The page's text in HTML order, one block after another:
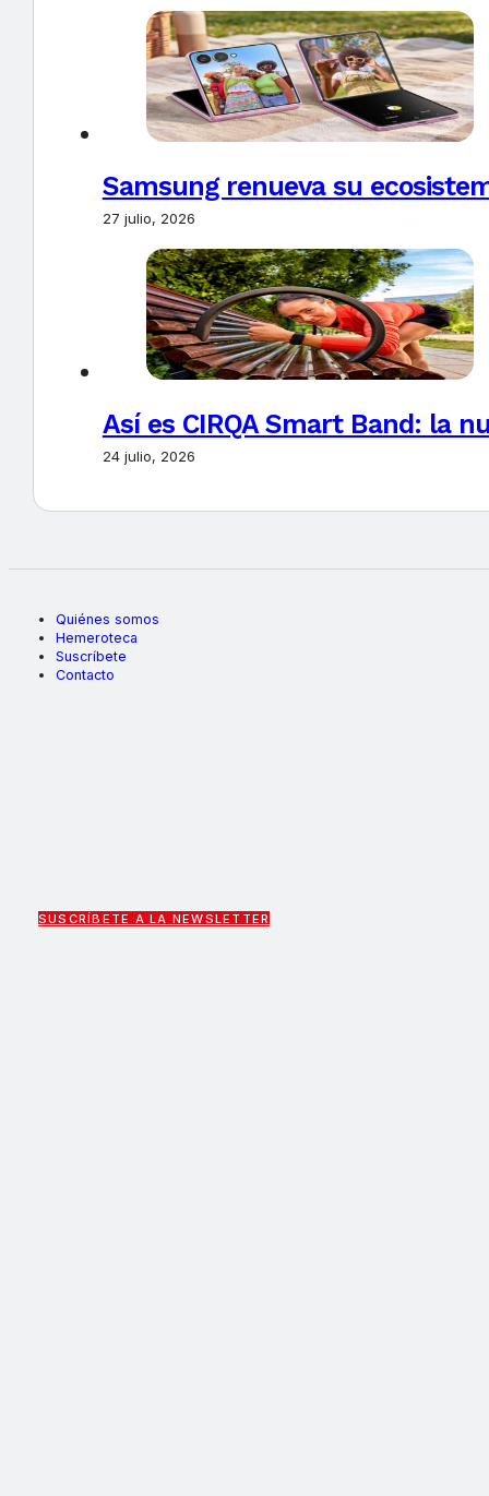
Samsung renueva su
27 julio, 2026
Así es CIRQA Smart Band: la
24 julio, 2026
Quiénes somos
Hemeroteca
Suscríbete
Contacto
SUSCRÍBETE A LA NEWSLETTER